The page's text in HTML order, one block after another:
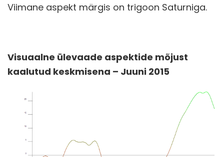
Viimane aspekt märgis on trigoon Saturniga.
Visuaalne ülevaade aspektide mõjust
kaalutud keskmisena – Juuni 2015